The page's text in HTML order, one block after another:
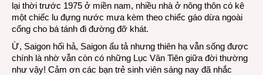
lại thời trước 1975 ở miền nam, nhiều nhà ở nông thôn có kê
một chiếc lu đựng nước mưa kèm theo chiếc gáo dừa ngoài
cổng cho bá tánh đi đường đỡ khát.
Ừ, Saigon hối hả, Saigon ẩu tả nhưng thiên hạ vẫn sống được
chính là nhờ vẫn còn có những Lục Vân Tiên giữa đời thường
như vậy! Cảm ơn các bạn trẻ sinh viên sáng nay đã nhắc